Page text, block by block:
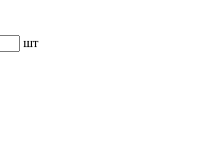
шт